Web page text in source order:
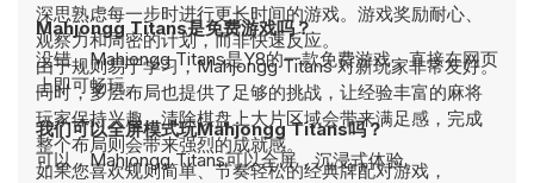
深思熟虑每一步时进行更长时间的游戏。游戏奖励耐心、
观察力和周密的计划，而非快速反应。
由于规则易于学习，Mahjongg Titans 对新玩家非常友好。
同时，多层布局也提供了足够的挑战，让经验丰富的麻将
玩家保持兴趣。清除棋盘上大片区域会带来满足感，完成
整个布局则会带来强烈的成就感。
如果您喜欢规则简单、节奏轻松的经典牌配对游戏，
Mahjongg Titans是免费游戏吗？
没错，Mahjongg Titans是Y8的一款免费游戏，直接在网页
上即可畅玩。
我们可以全屏模式玩Mahjongg Titans吗？
可以，Mahjongg Titans可以全屏，沉浸式体验。